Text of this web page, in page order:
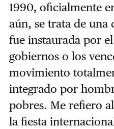
1990, oficialmente
aún, se trata de una
fue instaurada por
gobiernos o los
movimiento
integrado por
pobres. Me refiero
la fiesta